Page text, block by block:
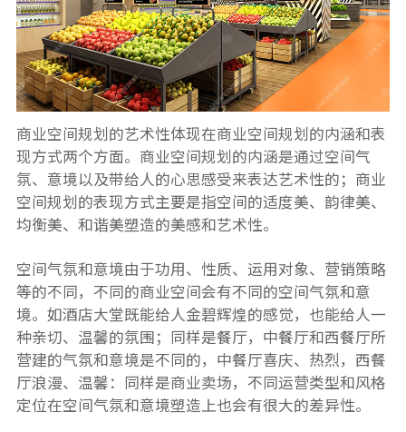
商业空间规划的艺术性体现在商业空间规划的内涵和表
现方式两个方面。商业空间规划的内涵是通过空间气
氛、意境以及带给人的心思感受来表达艺术性的；商业
空间规划的表现方式主要是指空间的适度美、韵律美、
均衡美、和谐美塑造的美感和艺术性。
空间气氛和意境由于功用、性质、运用对象、营销策略
等的不同，不同的商业空间会有不同的空间气氛和意
境。如酒店大堂既能给人金碧辉煌的感觉，也能给人一
种亲切、温馨的氛围；同样是餐厅，中餐厅和西餐厅所
营建的气氛和意境是不同的，中餐厅喜庆、热烈，西餐
厅浪漫、温馨：同样是商业卖场，不同运营类型和风格
定位在空间气氛和意境塑造上也会有很大的差异性。